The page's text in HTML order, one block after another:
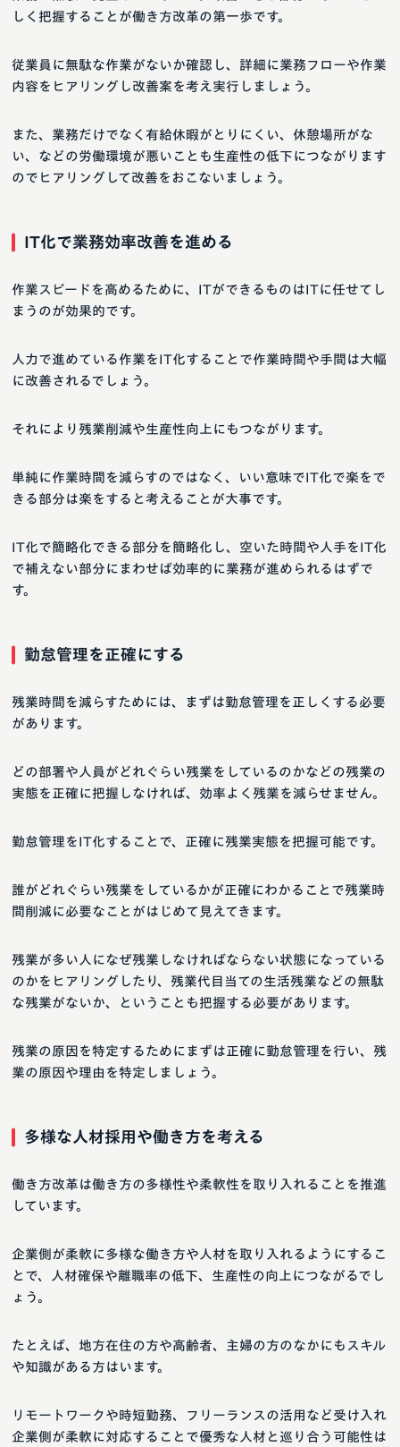
しく把握することが働き方改革の第一歩です。
従業員に無駄な作業がないか確認し、詳細に業務フローや作業
内容をヒアリングし改善案を考え実行しましょう。
また、業務だけでなく有給休暇がとりにくい、休憩場所がな
い、などの労働環境が悪いことも生産性の低下につながります
のでヒアリングして改善をおこないましょう。
IT化で業務効率改善を進める
作業スピードを高めるために、ITができるものはITに任せてし
まうのが効果的です。
人力で進めている作業をIT化することで作業時間や手間は大幅
に改善されるでしょう。
それにより残業削減や生産性向上にもつながります。
単純に作業時間を減らすのではなく、いい意味でIT化で楽をで
きる部分は楽をすると考えることが大事です。
IT化で簡略化できる部分を簡略化し、空いた時間や人手をIT化
で補えない部分にまわせば効率的に業務が進められるはずで
す。
勤怠管理を正確にする
残業時間を減らすためには、まずは勤怠管理を正しくする必要
があります。
どの部署や人員がどれぐらい残業をしているのかなどの残業の
実態を正確に把握しなければ、効率よく残業を減らせません。
勤怠管理をIT化することで、正確に残業実態を把握可能です。
誰がどれぐらい残業をしているかが正確にわかることで残業時
間削減に必要なことがはじめて見えてきます。
残業が多い人になぜ残業しなければならない状態になっている
のかをヒアリングしたり、残業代目当ての生活残業などの無駄
な残業がないか、ということも把握する必要があります。
残業の原因を特定するためにまずは正確に勤怠管理を行い、残
業の原因や理由を特定しましょう。
多様な人材採用や働き方を考える
働き方改革は働き方の多様性や柔軟性を取り入れることを推進
しています。
企業側が柔軟に多様な働き方や人材を取り入れるようにするこ
とで、人材確保や離職率の低下、生産性の向上につながるでし
ょう。
たとえば、地方在住の方や高齢者、主婦の方のなかにもスキル
や知識がある方はいます。
リモートワークや時短勤務、フリーランスの活用など受け入れ
企業側が柔軟に対応することで優秀な人材と巡り合う可能性は